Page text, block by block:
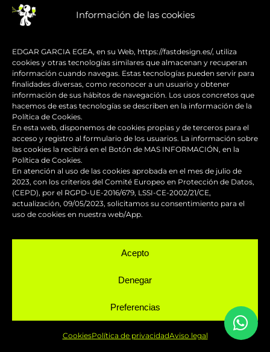
Información de las cookies
EDGAR GARCIA EGEA, en su Web, https://fastdesign.es/, utiliza
cookies y otras tecnologías similares que almacenan y recuperan
información cuando navegas. Estas tecnologías pueden servir para
finalidades diversas, como reconocer a un usuario y obtener
información de sus hábitos de navegación. Los usos concretos que
hacemos de estas tecnologías se describen en la información de la
Política de Cookies.
En esta web, disponemos de cookies propias y de terceros para el
acceso y registro al formulario de los usuarios. La información sobre
las cookies la recibirá en el Botón de MAS INFORMACIÓN, en la
Política de Cookies.
En atención al uso de las cookies aprobada en el mes de julio de
2023, con los criterios del Comité Europeo en Protección de Datos,
(CEPD), por el RGPD-UE-2016/679, LSSI-CE-2002/21/CE,
actualización, 09/05/2023, solicitamos su consentimiento para el
uso de cookies en nuestra web/App.
Acepto
Denegar
Preferencias
CookiesPolítica de privacidadAviso legal
Carrer Indústria, 8
08110 Montcada i Reixac (Barcelona)
Teléfono
(+34) 662 047 353
Nuestro horario de atención es de 6h. a 14h. Fuera
de este horario se atiende con cita previa.
info@fastdesign.es
Whatsapp